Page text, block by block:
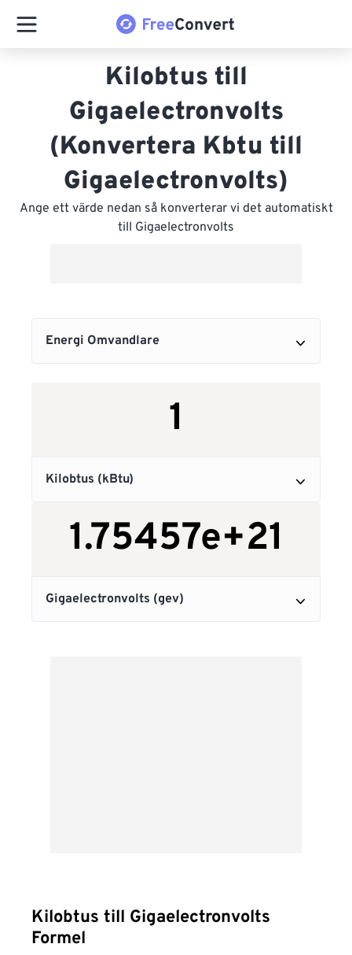
Kilobtus till
Gigaelectronvolts
(Konvertera Kbtu till
Gigaelectronvolts)
Ange ett värde nedan så konverterar vi det automatiskt
till Gigaelectronvolts
Kilobtus till Gigaelectronvolts
Formel